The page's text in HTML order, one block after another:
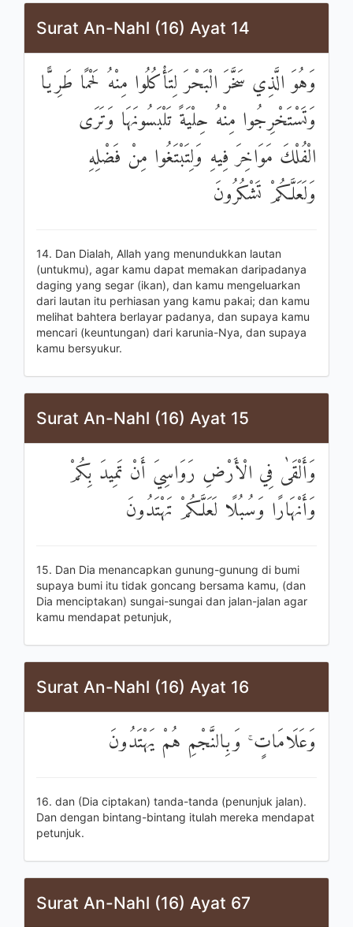
Surat An-Nahl (16) Ayat 14
وَهُوَ الَّذِي سَخَّرَ الْبَحْرَ لِتَأْكُلُوا مِنْهُ لَحْمًا طَرِيًّا
وَتَسْتَخْرِجُوا مِنْهُ حِلْيَةً تَلْبَسُونَهَا وَتَرَى
الْفُلْكَ مَوَاخِرَ فِيهِ وَلِتَبْتَغُوا مِنْ فَضْلِهِ
وَلَعَلَّكُمْ تَشْكُرُونَ
14. Dan Dialah, Allah yang menundukkan lautan
(untukmu), agar kamu dapat memakan daripadanya
daging yang segar (ikan), dan kamu mengeluarkan
dari lautan itu perhiasan yang kamu pakai; dan kamu
melihat bahtera berlayar padanya, dan supaya kamu
mencari (keuntungan) dari karunia-Nya, dan supaya
kamu bersyukur.
Surat An-Nahl (16) Ayat 15
وَأَلْقَىٰ فِي الْأَرْضِ رَوَاسِيَ أَنْ تَمِيدَ بِكُمْ
وَأَنْهَارًا وَسُبُلًا لَعَلَّكُمْ تَهْتَدُونَ
15. Dan Dia menancapkan gunung-gunung di bumi
supaya bumi itu tidak goncang bersama kamu, (dan
Dia menciptakan) sungai-sungai dan jalan-jalan agar
kamu mendapat petunjuk,
Surat An-Nahl (16) Ayat 16
وَعَلَامَاتٍ ۚ وَبِالنَّجْمِ هُمْ يَهْتَدُونَ
16. dan (Dia ciptakan) tanda-tanda (penunjuk jalan).
Dan dengan bintang-bintang itulah mereka mendapat
petunjuk.
Surat An-Nahl (16) Ayat 67